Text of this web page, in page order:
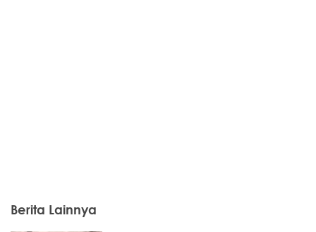
Berita Lainnya